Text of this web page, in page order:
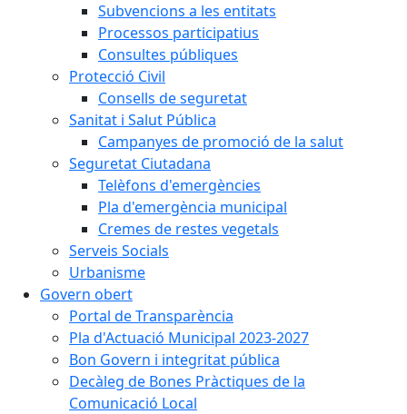
Subvencions a les entitats
Processos participatius
Consultes públiques
Protecció Civil
Consells de seguretat
Sanitat i Salut Pública
Campanyes de promoció de la salut
Seguretat Ciutadana
Telèfons d'emergències
Pla d'emergència municipal
Cremes de restes vegetals
Serveis Socials
Urbanisme
Govern obert
Portal de Transparència
Pla d'Actuació Municipal 2023-2027
Bon Govern i integritat pública
Decàleg de Bones Pràctiques de la
Comunicació Local